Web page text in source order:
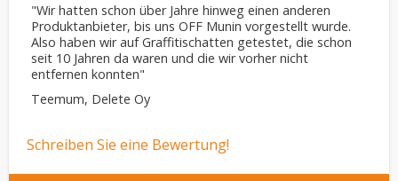
"Wir hatten schon über Jahre hinweg einen anderen
Produktanbieter, bis uns OFF Munin vorgestellt wurde.
Also haben wir auf Graffitischatten getestet, die schon
seit 10 Jahren da waren und die wir vorher nicht
entfernen konnten"
Teemum, Delete Oy
Schreiben Sie eine Bewertung!